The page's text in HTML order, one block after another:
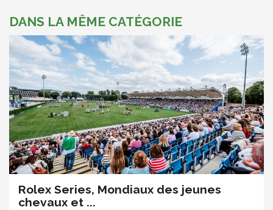
DANS LA MÊME CATÉGORIE
Rolex Series, Mondiaux des jeunes
chevaux et ...